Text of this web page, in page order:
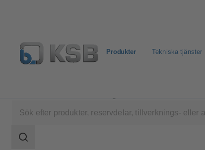
Produkter Tekniska tjänster
Sökomfattning